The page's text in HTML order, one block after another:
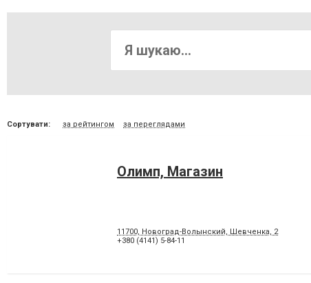
Сортувати: за рейтингом за переглядами
Олимп, Магазин
11700, Новоград-Волынский, Шевченка, 2
+380 (4141) 5-84-11